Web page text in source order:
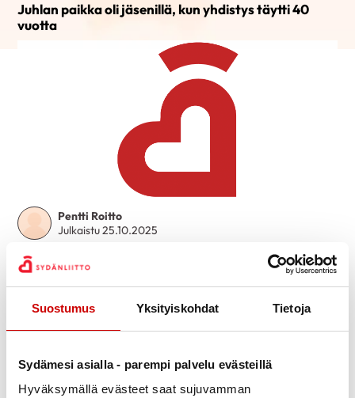
Suostumus Yksityiskohdat Tietoja
Sydämesi asialla - parempi palvelu evästeillä
Hyväksymällä evästeet saat sujuvamman
Juhlan paikka oli jäsenillä, kun yhdistys täytti 40
vuotta
Pentti Roitto
Julkaistu 25.10.2025
Jaa Whatsapp
Tilaisuus alkoi Kuusankoskitalolla Voikkaa salissa klo
siirryttiin nauttimaan juhlalounasta Hirvelä-
kabinettiin.